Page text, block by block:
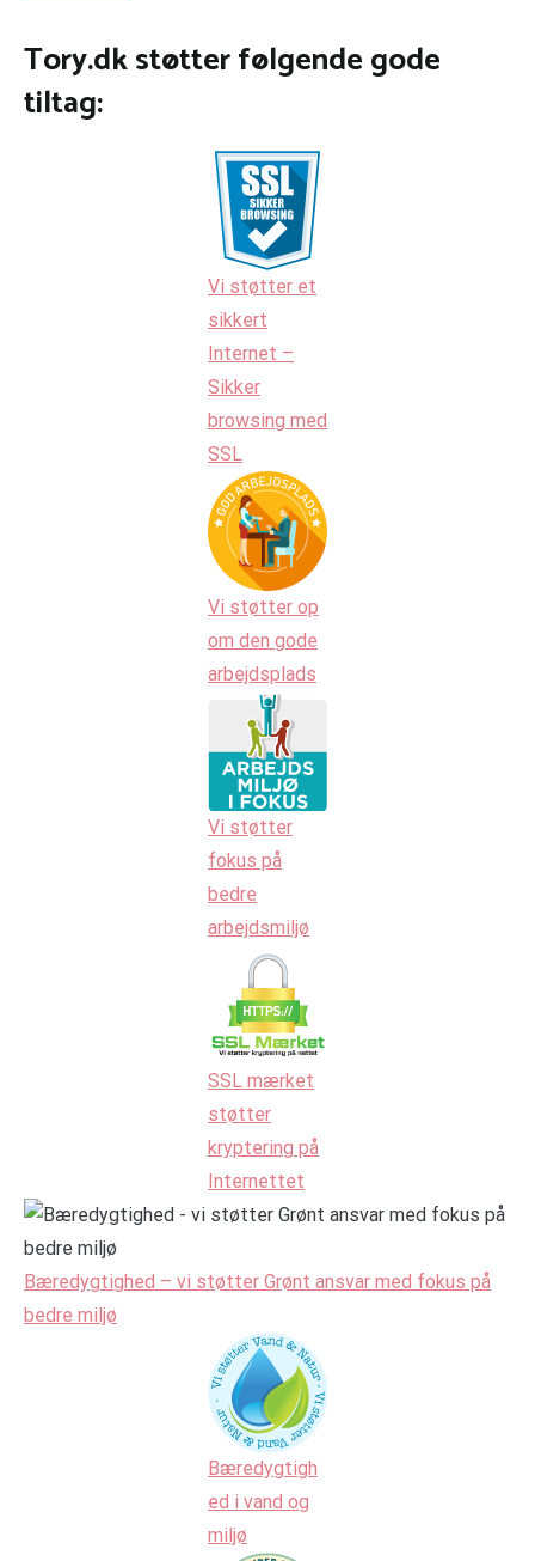
Tory.dk støtter følgende gode
tiltag:
Vi støtter et
sikkert
Internet –
Sikker
browsing med
SSL
Vi støtter op
om den gode
arbejdsplads
Vi støtter
fokus på
bedre
arbejdsmiljø
SSL mærket
støtter
kryptering på
Internettet
Bæredygtighed – vi støtter Grønt ansvar med fokus på
bedre miljø
Bæredygtigh
ed i vand og
miljø